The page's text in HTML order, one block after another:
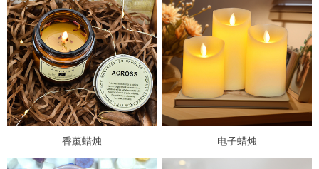
香薰蜡烛 电子蜡烛